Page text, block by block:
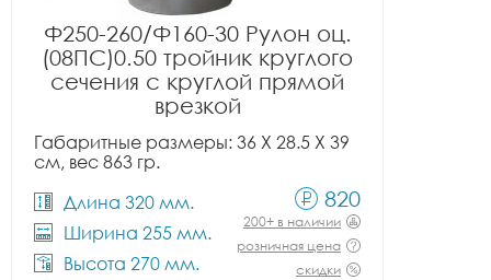
Ф250-260/Ф160-30 Рулон оц.
(08ПС)0.50 тройник круглого
сечения с круглой прямой
врезкой
Габаритные размеры: 36 X 28.5 X 39
см, вес 863 гр.
Длина 320 мм.
Ширина 255 мм.
Высота 270 мм.
820
200+ в наличии
розничная цена
скидки